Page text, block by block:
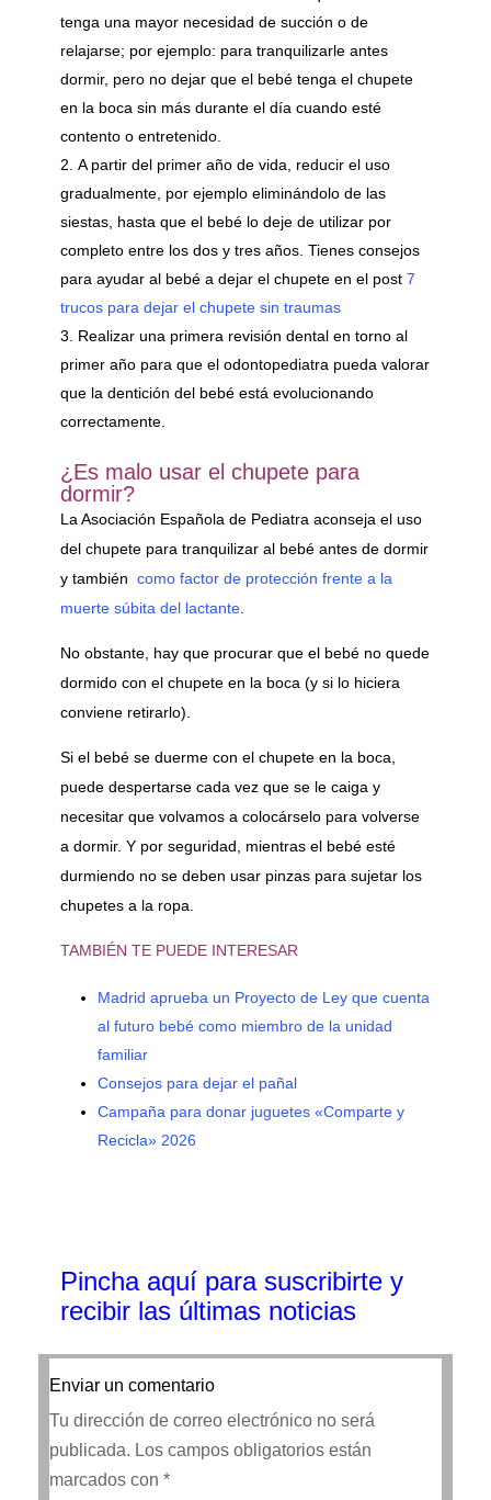
tenga una mayor necesidad de succión o de
relajarse; por ejemplo: para tranquilizarle antes
dormir, pero no dejar que el bebé tenga el chupete
en la boca sin más durante el día cuando esté
contento o entretenido.
A partir del primer año de vida, reducir el uso
gradualmente, por ejemplo eliminándolo de las
siestas, hasta que el bebé lo deje de utilizar por
completo entre los dos y tres años. Tienes consejos
para ayudar al bebé a dejar el chupete en el post 7
trucos para dejar el chupete sin traumas
Realizar una primera revisión dental en torno al
primer año para que el odontopediatra pueda valorar
que la dentición del bebé está evolucionando
correctamente.
¿Es malo usar el chupete para
dormir?
La Asociación Española de Pediatra aconseja el uso
del chupete para tranquilizar al bebé antes de dormir
y también como factor de protección frente a la
muerte súbita del lactante.
No obstante, hay que procurar que el bebé no quede
dormido con el chupete en la boca (y si lo hiciera
conviene retirarlo).
Si el bebé se duerme con el chupete en la boca,
puede despertarse cada vez que se le caiga y
necesitar que volvamos a colocárselo para volverse
a dormir. Y por seguridad, mientras el bebé esté
durmiendo no se deben usar pinzas para sujetar los
chupetes a la ropa.
TAMBIÉN TE PUEDE INTERESAR
Madrid aprueba un Proyecto de Ley que cuenta
al futuro bebé como miembro de la unidad
familiar
Consejos para dejar el pañal
Campaña para donar juguetes «Comparte y
Recicla» 2026
Pincha aquí para suscribirte y
recibir las últimas noticias
Enviar un comentario
Tu dirección de correo electrónico no será
publicada. Los campos obligatorios están
marcados con *